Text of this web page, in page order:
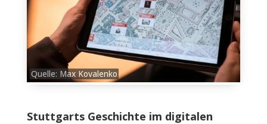
Quelle: Max Kovalenko
Stuttgarts Geschichte im digitalen